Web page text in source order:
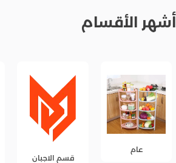
أشهر الأقسام
قسم الاجبان
قسم لانشون